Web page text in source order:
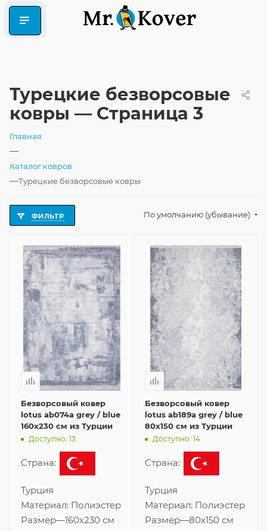
Турецкие безворсовые
ковры — Страница 3
Главная
—
Каталог ковров
—Турецкие безворсовые ковры
ФИЛЬТР По умолчанию (убывание)
Безворсовый ковер
lotus ab074a grey / blue
160x230 см из Турции
Доступно: 13
Страна:
Турция
Материал: Полиэстер
Размер—160x230 см
Безворсовый ковер
lotus ab189a grey / blue
80x150 см из Турции
Доступно: 14
Страна:
Турция
Материал: Полиэстер
Размер—80x150 см